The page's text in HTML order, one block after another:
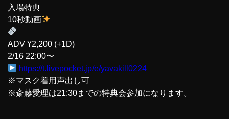
入場特典
10秒動画
ADV ¥2,200 (+1D)
2/16 22:00〜
https://t.livepocket.jp/e/yavakill0224
※マスク着用声出し可
※斎藤愛理は21:30までの特典会参加になります。